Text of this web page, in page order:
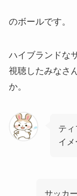
のボールです。
ハイブランドな
視聴したみなさ
か。
テ
イ
サッカ